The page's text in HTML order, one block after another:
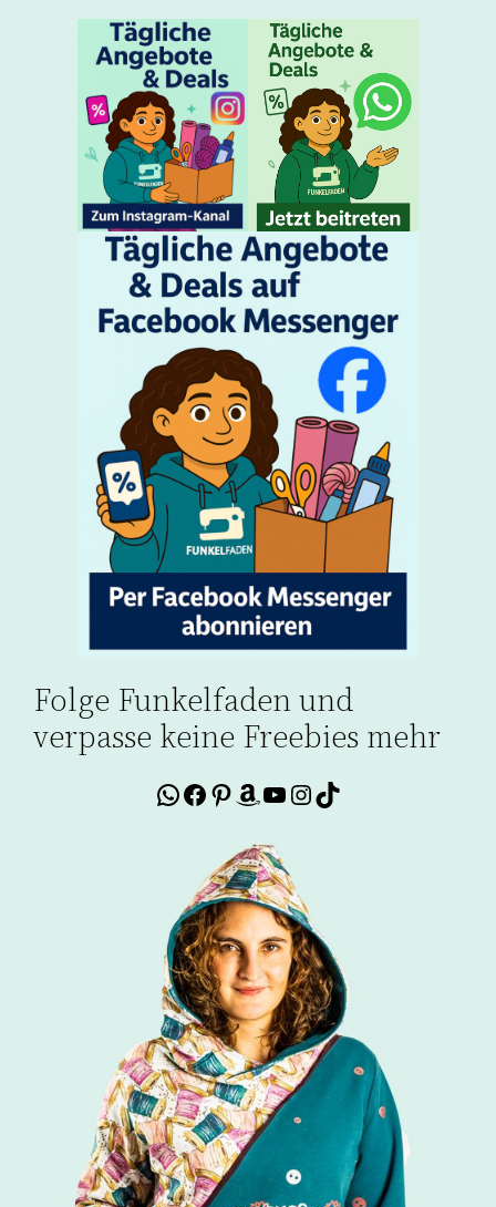
Folge Funkelfaden und
verpasse keine Freebies mehr
WhatsApp
Facebook
Pinterest
Amazon
YouTube
Instagram
TikTok